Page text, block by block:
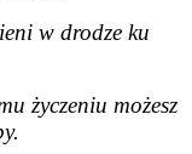
w drodze ku
życzeniu możesz